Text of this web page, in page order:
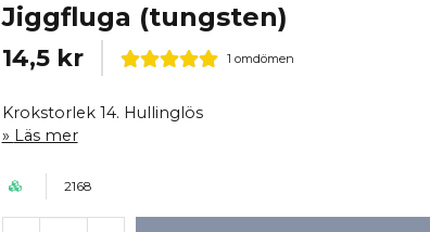
Jiggfluga (tungsten)
14,5 kr 1 omdömen
Krokstorlek 14. Hullinglös
Läs mer
2168